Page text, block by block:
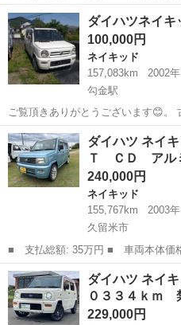
名： ダイハツ ■ 車種名： ネイ
Ｘ ナビテレビ 社外１５インチア
■ ド...
福岡 北九州市 ネイキッド
ダイハツネイキ
100,000円
ネイキッド
157,083km
2002年
勾金駅
ご覧頂きありがとうございます😊
す。 年式 平成14年式 走行距離 157080km 一時抹消してます。 エアコ
ン効きません。 オイル漏れ？滲み
ジンは...
福岡 田川郡 勾金駅 ネイ
ダイハツ ネイ
Ｔ ＣＤ アル
240,000円
ネイキッド
155,767km
2003年
久留米市
■ 支払総額: 35万円 ■ 車両本体価格： 240,000 円 ■ メーカー
名： ダイハツ ■ 車種名： ネイ
ンチシート ＡＴ ＣＤ アルミホ
ン パワーステア...
福岡 久留米市 ネイキッド
ダイハツ ネイ
０３３４ｋｍ
229,000円